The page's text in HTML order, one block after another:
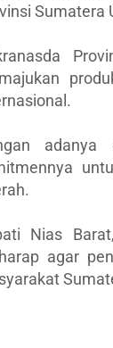
Sumatera
adanya
Nias
agar